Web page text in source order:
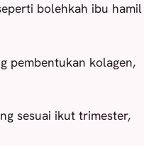
bolehkah ibu hamil
pembentukan kolagen,
sesuai ikut trimester,